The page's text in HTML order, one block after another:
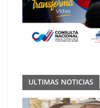
ULTIMAS NOTICIAS